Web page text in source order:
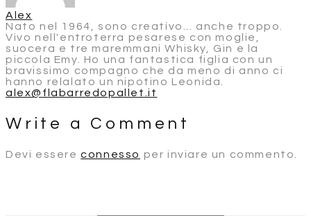
Alex
Nato nel 1964, sono creativo... anche troppo.
Vivo nell'entroterra pesarese con moglie,
suocera e tre maremmani Whisky, Gin e la
piccola Emy. Ho una fantastica figlia con un
bravissimo compagno che da meno di anno ci
hanno relalato un nipotino Leonida.
alex@flabarredopallet.it
Write a Comment
Devi essereconnesso per inviare un commento.